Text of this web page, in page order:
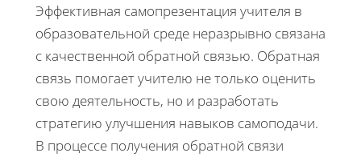
Эффективная самопрезентация учителя в
образовательной среде неразрывно связана
с качественной обратной связью. Обратная
связь помогает учителю не только оценить
свою деятельность, но и разработать
стратегию улучшения навыков самоподачи.
В процессе получения обратной связи